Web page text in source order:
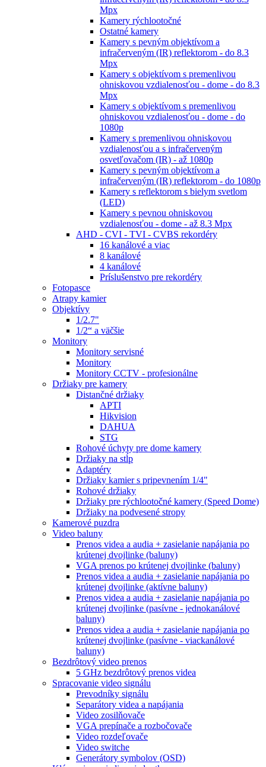
Mpx
Kamery rýchlootočné
Ostatné kamery
Kamery s pevným objektívom a
infračerveným (IR) reflektorom - do 8.3
Mpx
Kamery s objektívom s premenlivou
ohniskovou vzdialenosťou - dome - do 8.3
Mpx
Kamery s objektívom s premenlivou
ohniskovou vzdialenosťou - dome - do
1080p
Kamery s premenlivou ohniskovou
vzdialenosťou a s infračerveným
osvetľovačom (IR) - až 1080p
Kamery s pevným objektívom a
infračerveným (IR) reflektorom - do 1080p
Kamery s reflektorom s bielym svetlom
(LED)
Kamery s pevnou ohniskovou
vzdialenosťou - dome - až 8.3 Mpx
AHD - CVI - TVI - CVBS rekordéry
16 kanálové a viac
8 kanálové
4 kanálové
Príslušenstvo pre rekordéry
Fotopasce
Atrapy kamier
Objektívy
1/2.7"
1/2“ a väčšie
Monitory
Monitory servisné
Monitory
Monitory CCTV - profesionálne
Držiaky pre kamery
Distančné držiaky
APTI
Hikvision
DAHUA
STG
Rohové úchyty pre dome kamery
Držiaky na stĺp
Adaptéry
Držiaky kamier s pripevnením 1/4"
Rohové držiaky
Držiaky pre rýchlootočné kamery (Speed Dome)
Držiaky na podvesené stropy
Kamerové puzdra
Video baluny
Prenos videa a audia + zasielanie napájania po
krútenej dvojlinke (baluny)
VGA prenos po krútenej dvojlinke (baluny)
Prenos videa a audia + zasielanie napájania po
krútenej dvojlinke (aktívne baluny)
Prenos videa a audia + zasielanie napájania po
krútenej dvojlinke (pasívne - jednokanálové
baluny)
Prenos videa a audia + zasielanie napájania po
krútenej dvojlinke (pasívne - viackanálové
baluny)
Bezdrôtový video prenos
5 GHz bezdrôtový prenos videa
Spracovanie video signálu
Prevodníky signálu
Separátory videa a napájania
Video zosilňovače
VGA prepínače a rozbočovače
Video rozdeľovače
Video switche
Generátory symbolov (OSD)